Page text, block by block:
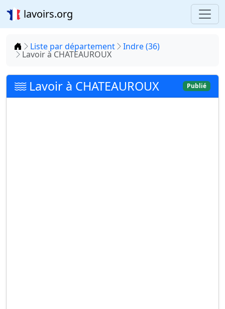
lavoirs.org
Accueil
Liste par département Indre (36)
Lavoir à CHATEAUROUX
Lavoir à CHATEAUROUX Publié